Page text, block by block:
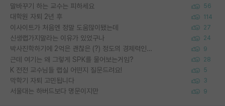
말바꾸기 하는 교수는 피하세요 56
대학원 자퇴 2년 후 114
이사이트가 처음엔 정말 도움많이됐는데 27
신생랩가지말라는 이유가 있었구나 24
박사진학하기에 2억은 괜찮은 (?) 정도의 경제력인가요 9
근데 여기는 왜 그렇게 SPK를 물어보는거임? 28
K 전전 교수님들 랩실 어떤지 질문드려요! 5
막학기 자퇴 고민됩니다 3
서울대는 하버드보다 명문이지만 9